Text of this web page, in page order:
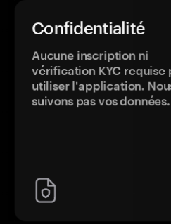
Confidentialité
Aucune inscription ni
vérification KYC requise
utiliser l'application.
suivons pas vos données.